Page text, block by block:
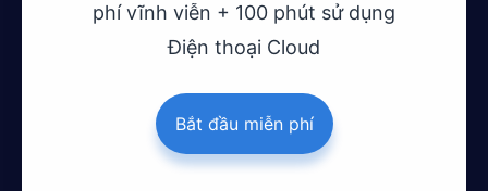
phí vĩnh viễn + 100 phút sử dụng
Điện thoại Cloud
Bắt đầu miễn phí